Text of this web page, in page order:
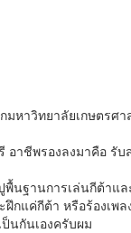
หาวิทยาลัยเกษตรศ
อาชีพรองลงมาคือ รับ
นฐานการเล่นกีต้าแ
กแค่กีต้า หรือร้องเพล
นกันเองครับผม